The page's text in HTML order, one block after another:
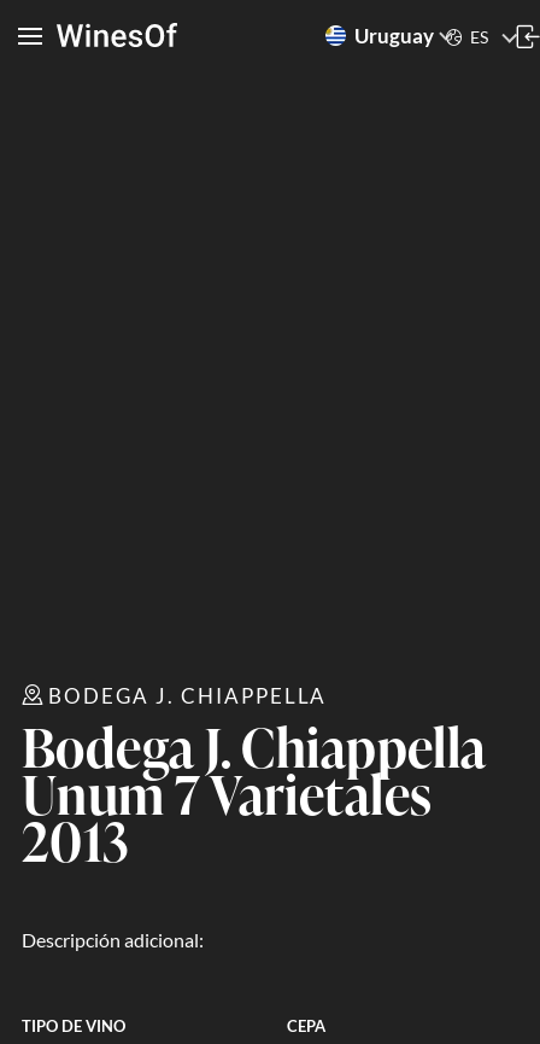
Uruguay ES
BODEGA J. CHIAPPELLA
Bodega J. Chiappella
Unum 7 Varietales
2013
Descripción adicional:
TIPO DE VINO CEPA